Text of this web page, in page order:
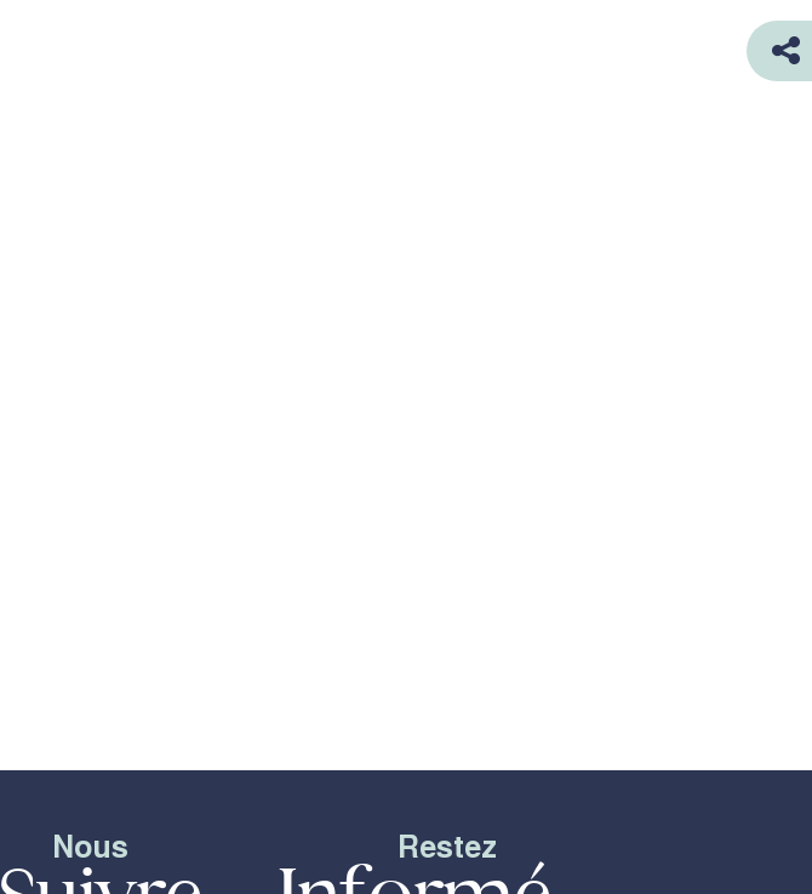
Nous Restez